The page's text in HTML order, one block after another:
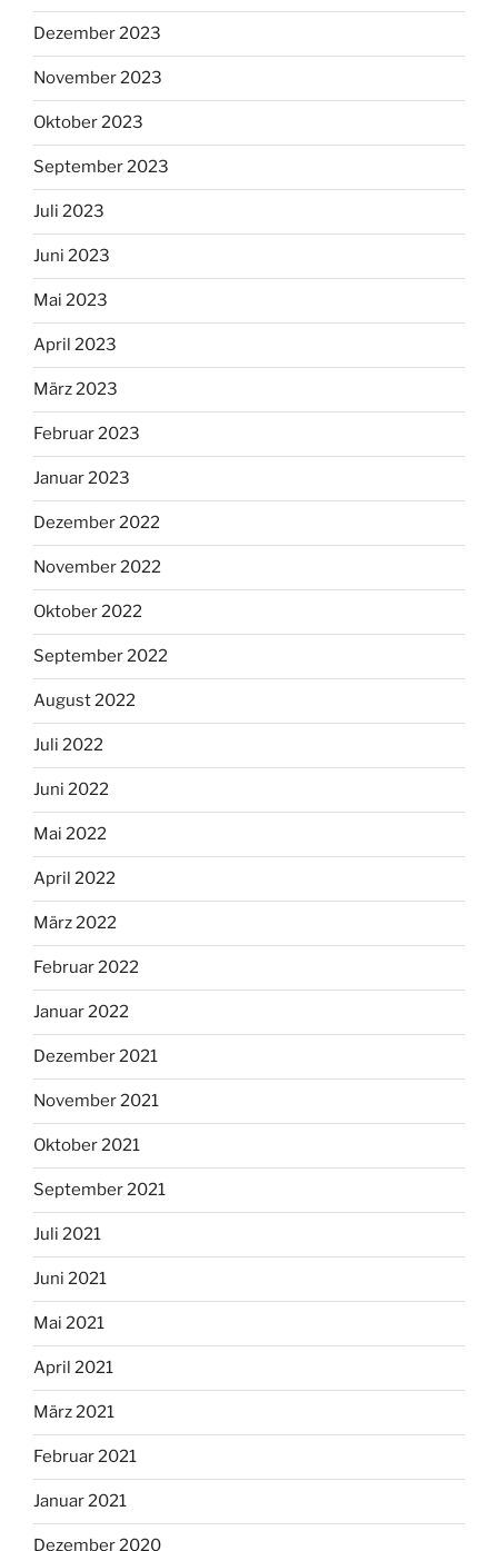
Dezember 2023
November 2023
Oktober 2023
September 2023
Juli 2023
Juni 2023
Mai 2023
April 2023
März 2023
Februar 2023
Januar 2023
Dezember 2022
November 2022
Oktober 2022
September 2022
August 2022
Juli 2022
Juni 2022
Mai 2022
April 2022
März 2022
Februar 2022
Januar 2022
Dezember 2021
November 2021
Oktober 2021
September 2021
Juli 2021
Juni 2021
Mai 2021
April 2021
März 2021
Februar 2021
Januar 2021
Dezember 2020